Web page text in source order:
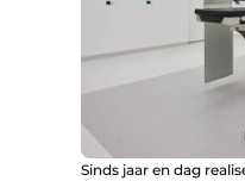
Sinds jaar en dag